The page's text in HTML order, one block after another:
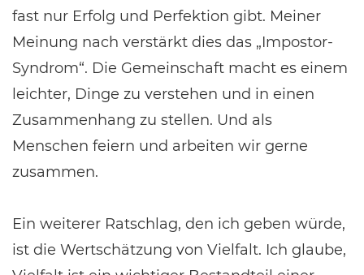
fast nur Erfolg und Perfektion gibt. Meiner
Meinung nach verstärkt dies das „Impostor-
Syndrom“. Die Gemeinschaft macht es einem
leichter, Dinge zu verstehen und in einen
Zusammenhang zu stellen. Und als
Menschen feiern und arbeiten wir gerne
zusammen.
Ein weiterer Ratschlag, den ich geben würde,
ist die Wertschätzung von Vielfalt. Ich glaube,